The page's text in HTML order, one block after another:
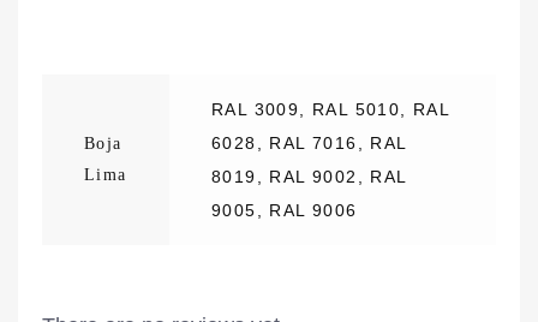
Boja
Lima
RAL 3009, RAL 5010, RAL
6028, RAL 7016, RAL
8019, RAL 9002, RAL
9005, RAL 9006